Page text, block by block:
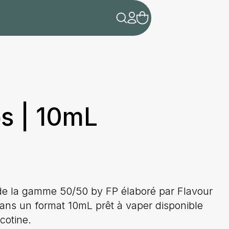
| 10mL
la gamme 50/50 by FP élaboré par Flavour
un format 10mL prêt à vaper disponible